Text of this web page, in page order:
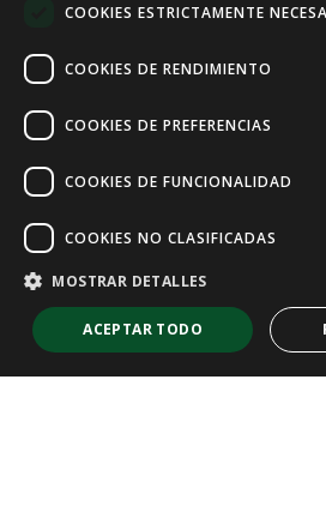
COOKIES ESTRICTAMENTE
COOKIES DE RENDIMIENTO
COOKIES DE PREFERENCIAS
COOKIES DE FUNCIONALIDAD
COOKIES NO CLASIFICADAS
MOSTRAR DETALLES
ACEPTAR TODO